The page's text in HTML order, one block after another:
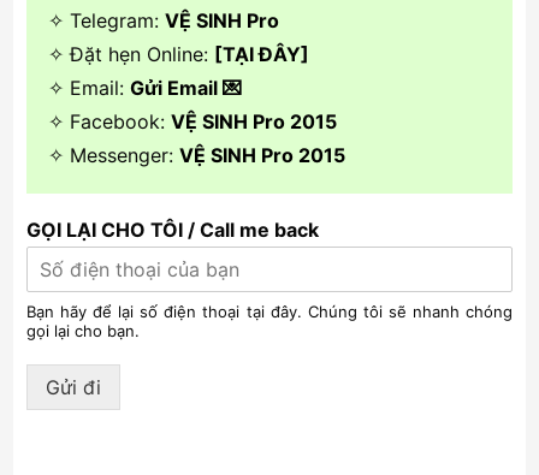
✧ Telegram: VỆ SINH Pro
✧ Đặt hẹn Online: [TẠI ĐÂY]
✧ Email: Gửi Email 💌
✧ Facebook: VỆ SINH Pro 2015
✧ Messenger: VỆ SINH Pro 2015
GỌI LẠI CHO TÔI / Call me back
Bạn hãy để lại số điện thoại tại đây. Chúng tôi sẽ nhanh chóng
gọi lại cho bạn.
Gửi đi